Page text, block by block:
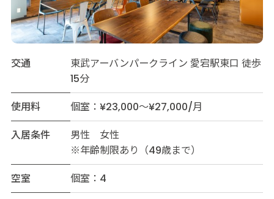
交通
東武アーバンパークライン 愛宕駅東口 徒歩
15分
使用料
個室：¥23,000～¥27,000/月
入居条件
男性 女性
※年齢制限あり（49歳まで）
空室
個室：4